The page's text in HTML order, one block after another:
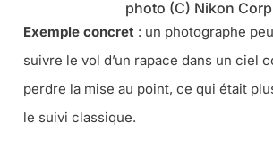
photo (C) Nikon
Exemple concret : un photographe
suivre le vol d’un rapace dans un ciel
perdre la mise au point, ce qui était
le suivi classique.